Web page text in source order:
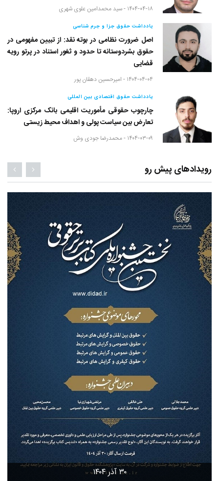
۱۴۰۴-۰۴-۱۸ - سید محمدامین علوی شهری
یادداشت حقوق جزا و جرم شناسی
اصل ضرورت نظامی در بوته نقد: از تبیین مفهومی در
حقوق بشردوستانه تا حدود و ثغور استناد در پرتو رویه
قضایی
۱۴۰۴-۰۴-۰۴ - امیرحسین دهقان پور
یادداشت حقوق اقتصادی بین المللی
چارچوب حقوقی مأموریت اقلیمی بانک مرکزی اروپا:
تعارض بین سیاست پولی و اهداف محیط زیستی
۱۴۰۴-۰۳-۰۹ - محمدرضا جودی وش
رویدادهای پیش رو
۳۰ آذر ۱۴۰۴